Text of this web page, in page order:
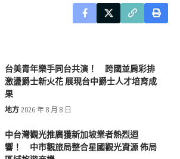
台美青年樂手同台共演！ 跨國並肩彩排
激盪爵士新火花 展現台中爵士人才培育成
果
地方 2026 年 8 月 8 日
中台灣觀光推廣獲新加坡業者熱烈迴
響！ 中市觀旅局整合星國觀光資源 佈局